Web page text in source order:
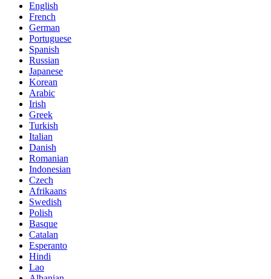
English
French
German
Portuguese
Spanish
Russian
Japanese
Korean
Arabic
Irish
Greek
Turkish
Italian
Danish
Romanian
Indonesian
Czech
Afrikaans
Swedish
Polish
Basque
Catalan
Esperanto
Hindi
Lao